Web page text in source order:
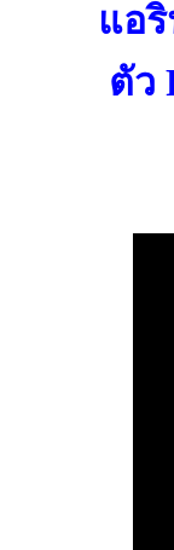
แอ
ตัว